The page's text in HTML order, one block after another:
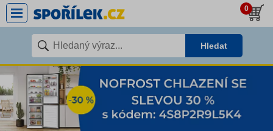
0
Hledat